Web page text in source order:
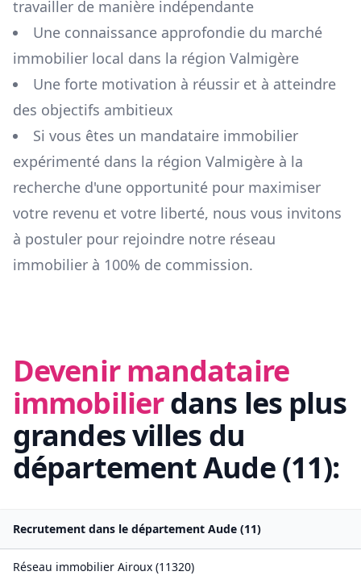
travailler de manière indépendante
Une connaissance approfondie du marché
immobilier local dans la région Valmigère
Une forte motivation à réussir et à atteindre
des objectifs ambitieux
Si vous êtes un mandataire immobilier
expérimenté dans la région Valmigère à la
recherche d'une opportunité pour maximiser
votre revenu et votre liberté, nous vous invitons
à postuler pour rejoindre notre réseau
immobilier à 100% de commission.
Devenir mandataire
immobilierdans les plus
grandes villes du
départementAude(11):
Recrutement dans le département Aude (11)
Réseau immobilier Airoux (11320)